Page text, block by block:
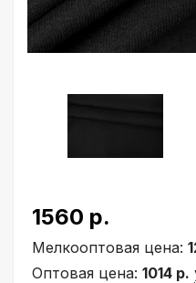
1560 р.
Мелкооптовая цена:
Оптовая цена: 1014 р.